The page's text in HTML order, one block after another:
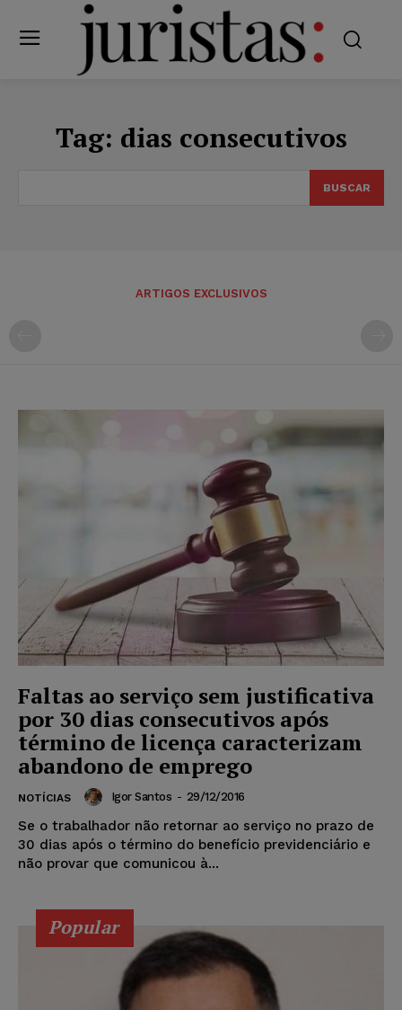
Tag: dias consecutivos
BUSCAR
ARTIGOS EXCLUSIVOS
Faltas ao serviço sem justificativa
por 30 dias consecutivos após
término de licença caracterizam
abandono de emprego
NOTÍCIAS Igor Santos - 29/12/2016
Se o trabalhador não retornar ao serviço no prazo de
30 dias após o término do benefício previdenciário e
não provar que comunicou à...
Popular